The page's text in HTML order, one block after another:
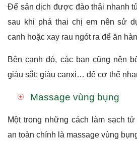
Để sản dịch được đào thải nhanh
sau khi phá thai chị em nên sử
canh hoặc xay rau ngót ra để ăn
Bên cạnh đó, các bạn cũng nên
giàu sắt; giàu canxi… để cơ thể
Massage vùng bụng
Một trong những cách làm sạch
an toàn chính là massage vùng